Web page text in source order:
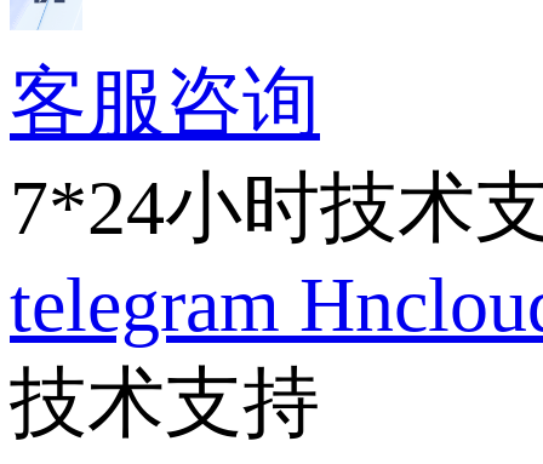
客服咨询
7*24小时技术
telegram
技术支持